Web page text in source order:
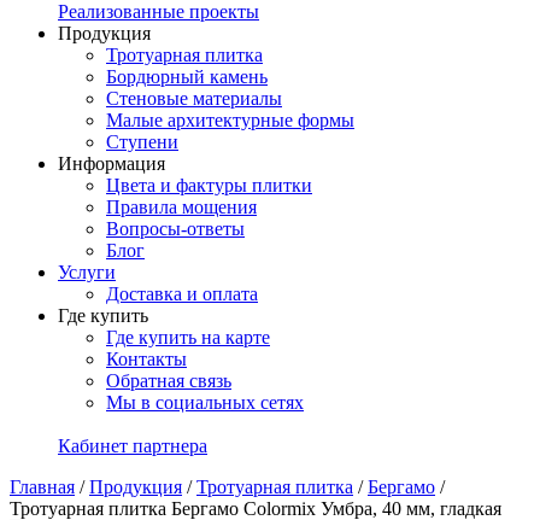
Реализованные проекты
Продукция
Тротуарная плитка
Бордюрный камень
Стеновые материалы
Малые архитектурные формы
Ступени
Информация
Цвета и фактуры плитки
Правила мощения
Вопросы-ответы
Блог
Услуги
Доставка и оплата
Где купить
Где купить на карте
Контакты
Обратная связь
Мы в социальных сетях
Кабинет партнера
Главная /Продукция /Тротуарная плитка /Бергамо /
Тротуарная плитка Бергамо Colormix Умбра, 40 мм, гладкая